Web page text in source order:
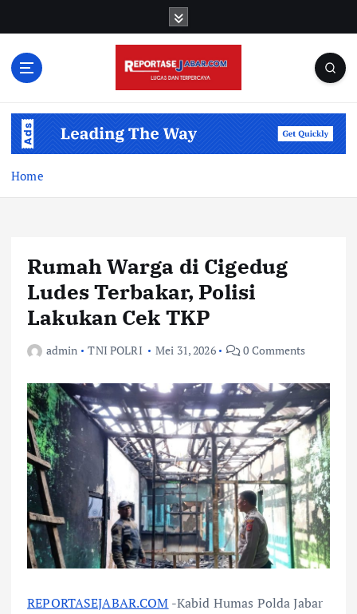
Home
Rumah Warga di Cigedug
Ludes Terbakar, Polisi
Lakukan Cek TKP
admin TNI POLRI Mei 31, 2026 0 Comments
REPORTASEJABAR.COM -Kabid Humas Polda Jabar